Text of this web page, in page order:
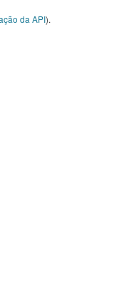
da API).